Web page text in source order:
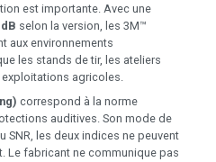
est importante. Avec une
selon la version, les 3M™
aux environnements
les stands de tir, les ateliers
agricoles.
correspond à la norme
auditives. Son mode de
les deux indices ne peuvent
Le fabricant ne communique pas